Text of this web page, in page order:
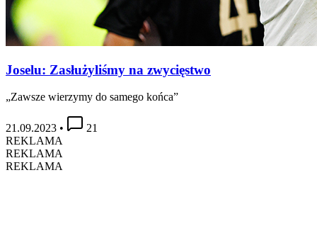
Joselu: Zasłużyliśmy na zwycięstwo
„Zawsze wierzymy do samego końca”
21.09.2023 •
21
REKLAMA
REKLAMA
REKLAMA